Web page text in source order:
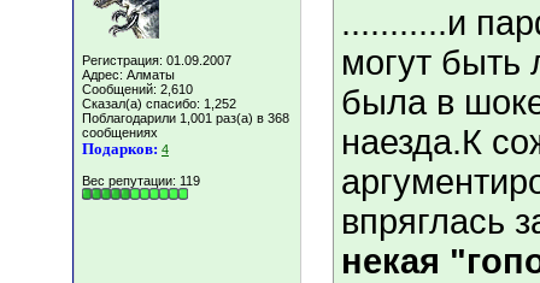
Регистрация: 01.09.2007
Адрес: Алматы
Сообщений: 2,610
Сказал(а) спасибо: 1,252
Поблагодарили 1,001 раз(а) в 368
сообщениях
Подарков: 4
Вес репутации: 119
...........и
могут быть
была в шоке
наезда.К
впряглась
некая